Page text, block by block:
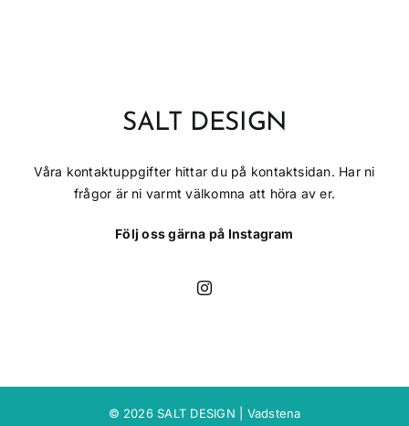
SALT DESIGN
Våra kontaktuppgifter hittar du på kontaktsidan. Har ni
frågor är ni varmt välkomna att höra av er.
Följ oss gärna på Instagram
© 2026 SALT DESIGN | Vadstena